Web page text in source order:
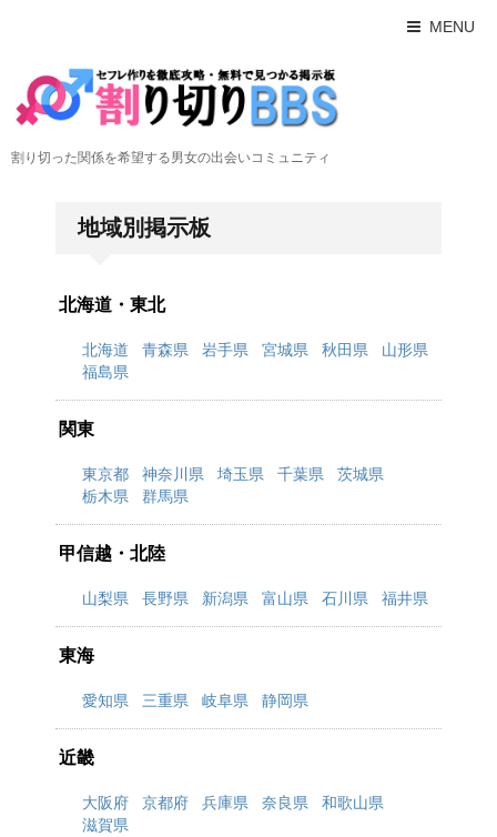
MENU
割り切った関係を希望する男女の出会いコミュニティ
地域別掲示板
北海道・東北
北海道 青森県 岩手県 宮城県 秋田県
山形県
福島県
関東
東京都 神奈川県 埼玉県 千葉県
茨城県
栃木県
群馬県
甲信越・北陸
山梨県 長野県 新潟県 富山県 石川県 福井県
東海
愛知県 三重県 岐阜県 静岡県
近畿
大阪府 京都府 兵庫県 奈良県
和歌山県
滋賀県